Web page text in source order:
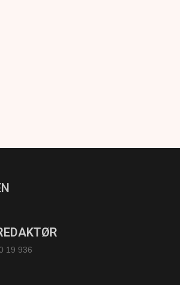
19 936